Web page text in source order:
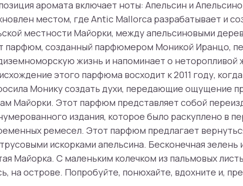
аромата включает ноты: Апельсин и
местом, где Antic Mallorca разрабатывает и
местности Майорки, между апельсиновыми
парфюм, созданный парфюмером Моникой Иранцо,
жизнь и напоминает о неторопливой
этого парфюма восходит к 2011 году,
Монику создать духи, передающие ощущение
Майорки. Этот парфюм представляет собой
издания, которое было раскуплено в
ремесел. Этот парфюм предлагает
искорками апельсина. Бесконечная зелень
Майорка. С маленьким колечком из пальмовых
на острове. Попробуйте, понюхайте, вдохните и,